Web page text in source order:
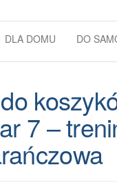
DLA DOMU DO
7 –